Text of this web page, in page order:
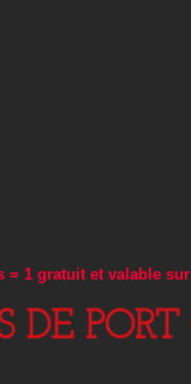
1 gratuit et valable
DE